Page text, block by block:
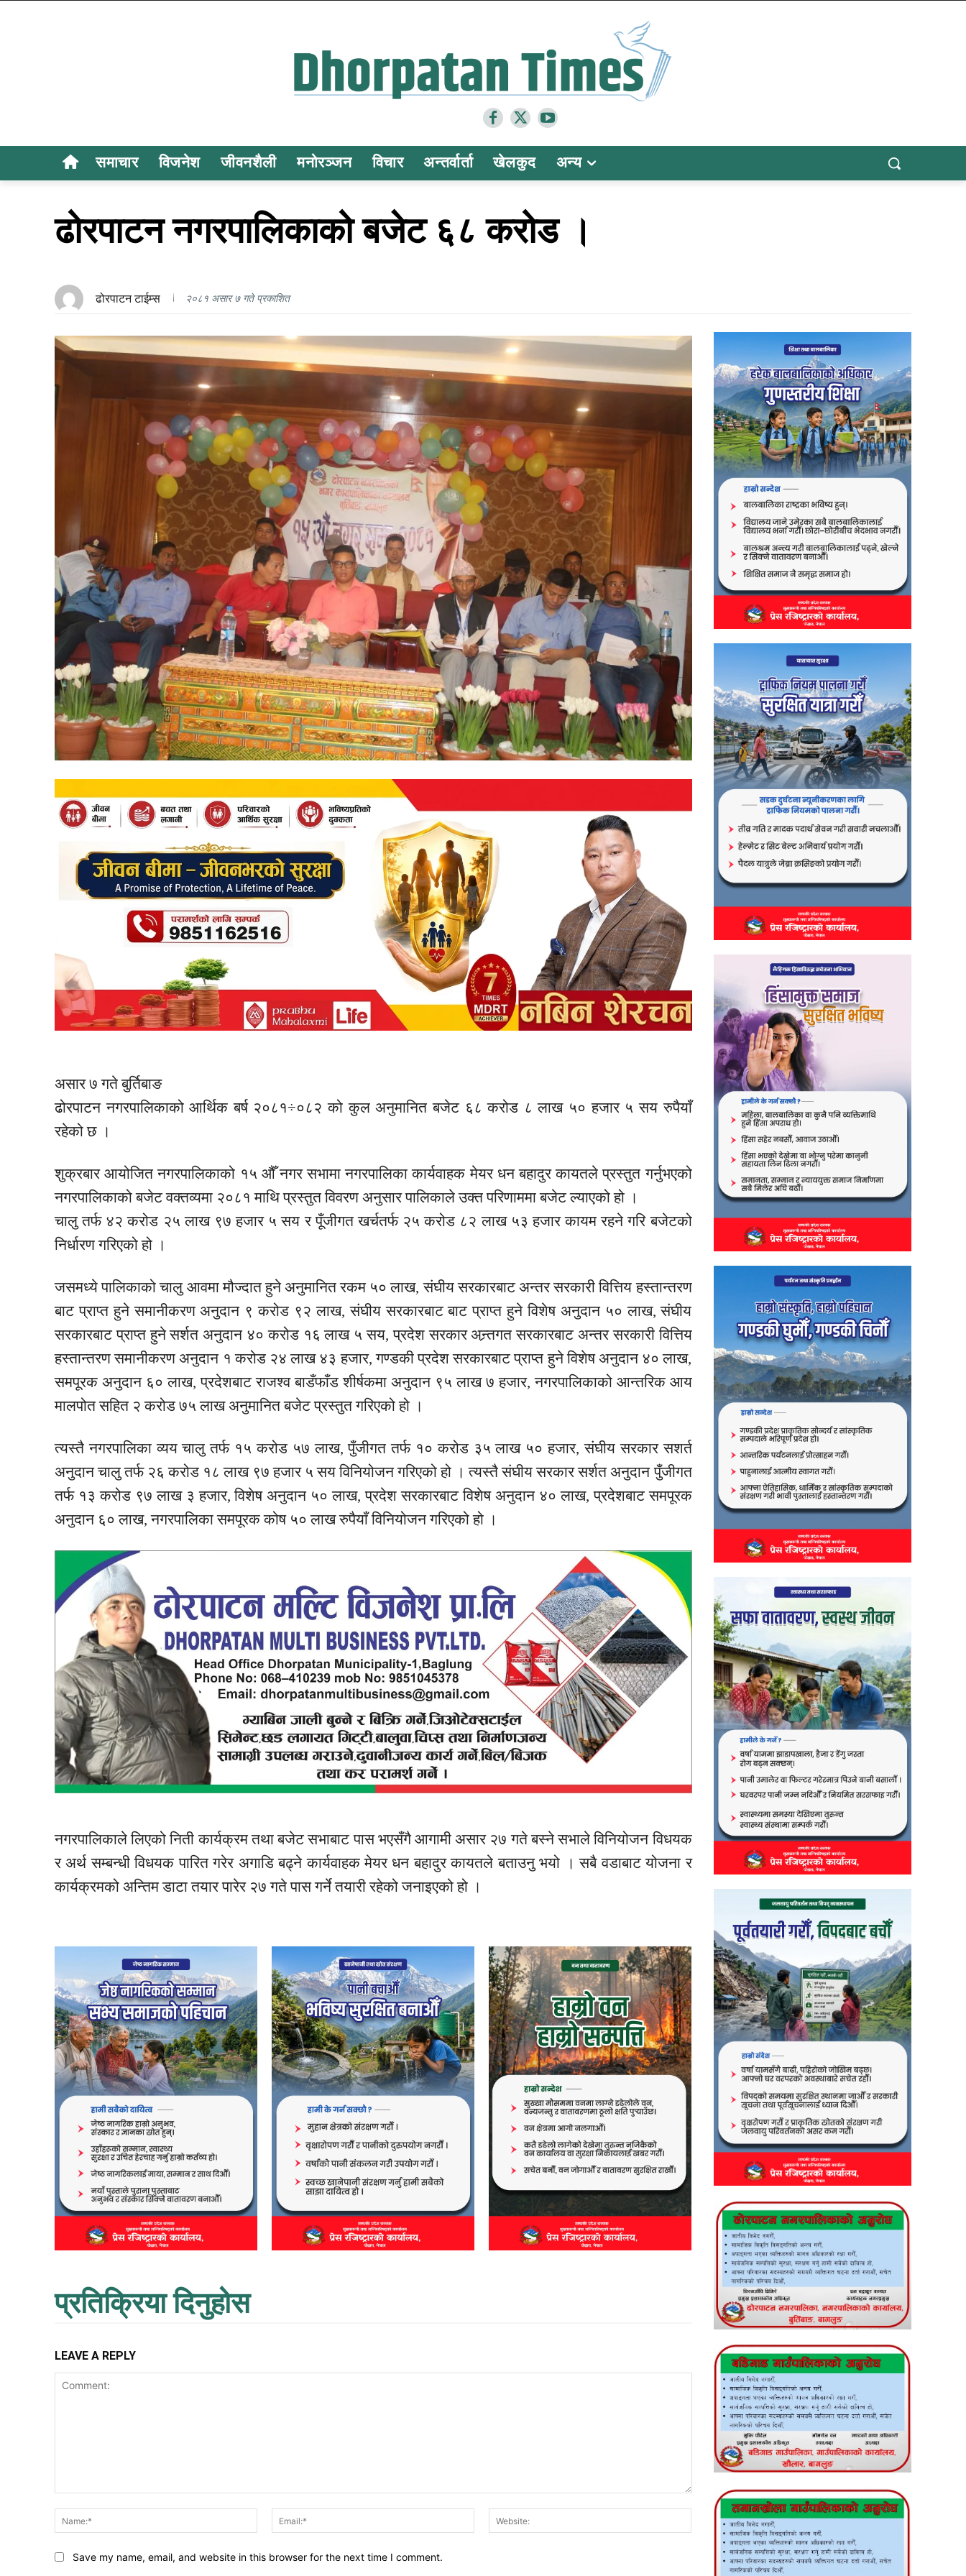
समाचार विजनेश जीवनशैली मनोरञ्जन विचार अन्तर्वार्ता खेलकुद अन्य
ढोरपाटन नगरपालिकाको बजेट ६८ करोड ।
ढोरपाटन टाईम्स २०८१ असार ७ गते प्रकाशित
असार ७ गते बुर्तिबाङ
ढोरपाटन नगरपालिकाको आर्थिकबर्ष २०८१÷०८२ को कुल अनुमानित बजेट ६८ करोड ८ लाख ५० हजार ५ सय रुपैयाँ
रहेको छ ।
शुक्रबार आयोजित नगरपालिकाको १५ औँ नगर सभामा नगरपालिका कार्यवाहक मेयर धन बहादुरकायतले प्रस्तुत गर्नुभएको
नगरपालिकाको बजेट वक्तव्यमा २०८१ माथि प्रस्तुत विवरण अनुसार पालिकाले उक्त परिणाममा बजेट ल्याएको हो ।
चालु तर्फ ४२ करोड २५ लाख ९७ हजार ५ सय र पूँजीगत खर्चतर्फ २५ करोड ८२ लाख ५३ हजार कायम रहने गरि बजेटको
निर्धारण गरिएको हो ।
जसमध्ये पालिकाको चालु आवमा मौज्दात हुने अनुमानित रकम ५० लाख, संघीय सरकारबाट अन्तर सरकारी वित्तिय हस्तान्तरण
बाट प्राप्त हुने समानीकरण अनुदान ९ करोड ९२ लाख, संघीय सरकारबाट बाट प्राप्त हुने विशेष अनुदान ५० लाख, संघीय
सरकारबाट प्राप्त हुनेसर्शत अनुदान ४० करोड १६ लाख ५ सय, प्रदेश सरकारअन्र्तगत सरकारबाट अन्तर सरकारी वित्तिय
हस्तान्तरण समानीकरण अनुदान १ करोड २४ लाख ४३ हजार, गण्डकी प्रदेश सरकारबाट प्राप्त हुने विशेष अनुदान ४० लाख,
समपूरक अनुदान ६० लाख, प्रदेशबाट राजश्व बाडँफाँड शीर्षकमा अनुदान ९५ लाख ७ हजार, नगरपालिकाको आन्तरिक आय
मालपोत सहित २ करोड ७५ लाख अनुमानित बजेट प्रस्तुत गरिएको हो ।
त्यस्तै नगरपालिका व्यय चालु तर्फ १५ करोड ५७ लाख, पुँजीगत तर्फ १० करोड ३५ लाख ५० हजार, संघीय सरकार सशर्त
अनुदान चालु तर्फ २६ करोड १८ लाख ९७ हजार ५ सय विनियोजन गरिएको हो । त्यस्तै संघीय सरकारसर्शत अनुदान पुँजीगत
तर्फ १३ करोड ९७ लाख ३ हजार, विशेष अनुदान ५० लाख, प्रदेश सरकारबाट विशेष अनुदान ४० लाख, प्रदेशबाट समपूरक
अनुदान ६० लाख, नगरपालिका समपूरक कोष ५० लाख रुपैयाँ विनियोजन गरिएको हो ।
नगरपालिकाले लिएको निती कार्यक्रम तथा बजेट सभाबाट पास भएसँगै आगामी असार २७ गते बस्ने सभाले विनियोजनविधयक
र अर्थ सम्बन्धीविधयक पारित गरेर अगाडि बढ्ने कार्यवाहक मेयर धन बहादुरकायतले बताउनु भयो । सबै वडाबाट योजना र
कार्यक्रमको अन्तिम डाटा तयार पारेर २७ गते पास गर्ने तयारी रहेको जनाइएको हो ।
प्रतिक्रिया दिनुहोस
LEAVE A REPLY
Name:*
Email:* Website:
Save my name, email, and website in this browser for the next time I comment.